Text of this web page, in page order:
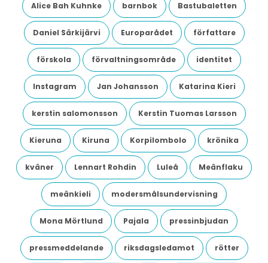
Alice Bah Kuhnke barnbok Bastubaletten
Daniel Särkijärvi Europarådet författare
förskola förvaltningsområde identitet
Instagram Jan Johansson Katarina Kieri
kerstin salomonsson Kerstin Tuomas Larsson
Kieruna Kiruna Korpilombolo krönika
kväner Lennart Rohdin Luleå Meänflaku
meänkieli modersmålsundervisning
Mona Mörtlund Pajala pressinbjudan
pressmeddelande riksdagsledamot rötter